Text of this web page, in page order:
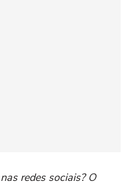
redes sociais? O